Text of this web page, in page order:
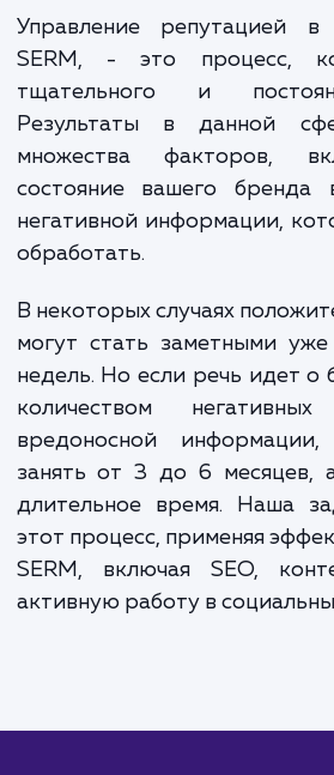
Ценообразование также
конкуренции в вашем
негативных отзывов, а
создания и продвижения
Каждый из этих факторов
уменьшить стоимость
конкретных условий.
Пожалуйста, обратите внимание,
определена только после более
требований и целей.
ЗАКАЗАТЬ УСЛУГИ
ждать?